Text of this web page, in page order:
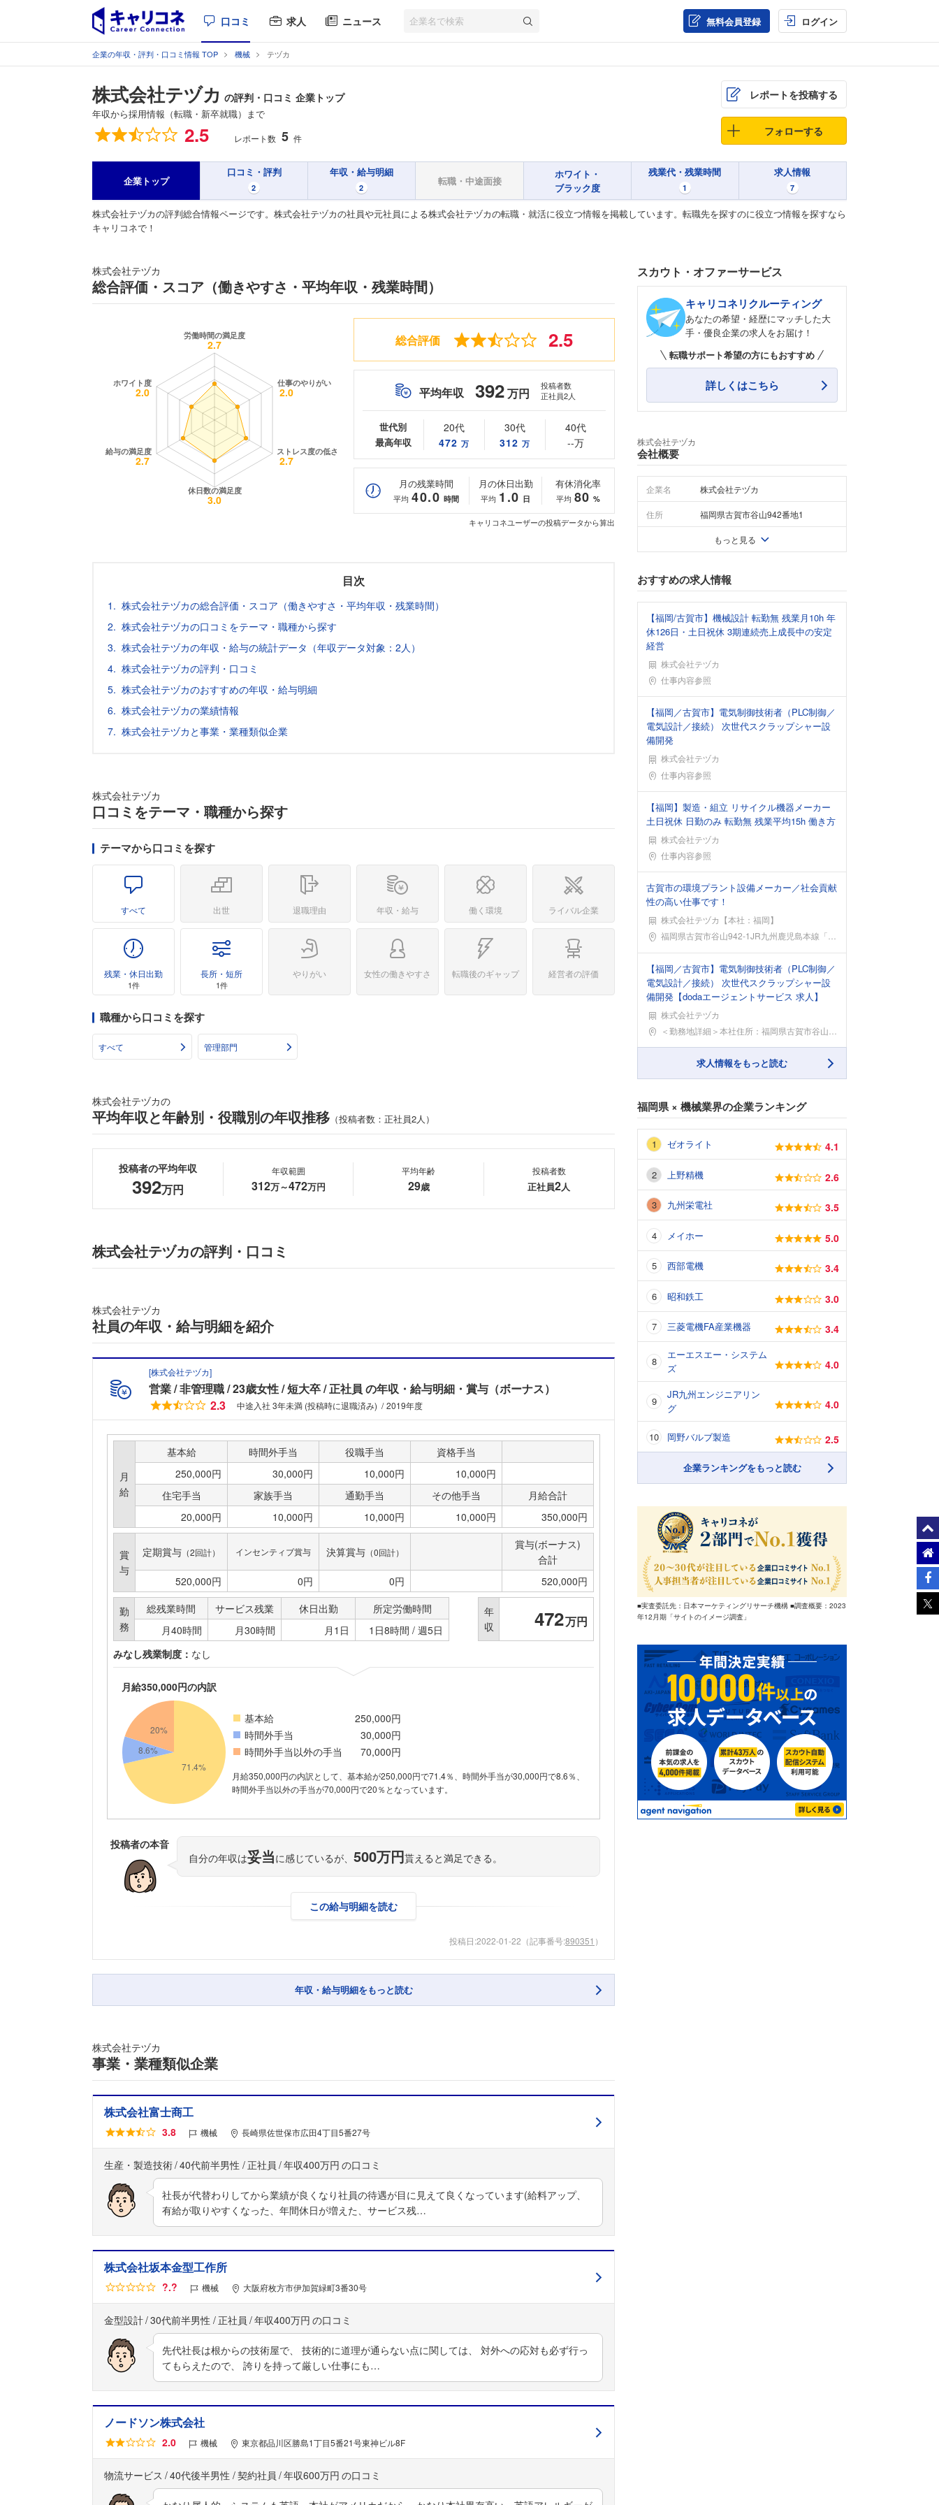
口コミ 求人 ニュース 無料会員登録 ログイン
企業の年収・評判・口コミ情報 TOP 機械 テヅカ
株式会社テヅカ の評判・口コミ 企業トップ
年収から採用情報（転職・新卒就職）まで
総合評価 2.5 レポート数 5 件
レポートを投稿する
フォローする
企業トップ
口コミ・評判
2
年収・給与明細
2
転職・中途面接
ホワイト・
ブラック度
残業代・残業時間
1
求人情報
7
株式会社テヅカの評判総合情報ページです。株式会社テヅカの社員や元社員による株式会社テヅカの転職・就活に役立つ情報を掲載しています。転職先を探すのに役立つ情報を探すなら
キャリコネで！
フォローしました
こちらの企業もフォローしませんか？
株式会社テヅカ
総合評価・スコア（働きやすさ・平均年収・残業時間）
総合評価 2.5
平均年収 392万円
投稿者数
正社員2人
世代別
最高年収
20代
472 万
30代
312 万
40代
--万
月の残業時間
平均 40.0 時間
月の休日出勤
平均 1.0 日
有休消化率
平均 80 %
キャリコネユーザーの投稿データから算出
目次
株式会社テヅカの総合評価・スコア（働きやすさ・平均年収・残業時間）
株式会社テヅカの口コミをテーマ・職種から探す
株式会社テヅカの年収・給与の統計データ（年収データ対象：2人）
株式会社テヅカの評判・口コミ
株式会社テヅカのおすすめの年収・給与明細
株式会社テヅカの業績情報
株式会社テヅカと事業・業種類似企業
株式会社テヅカ
口コミをテーマ・職種から探す
テーマから口コミを探す
すべて 出世 退職理由 年収・給与 働く環境 ライバル企業
残業・休日出勤
1件
長所・短所
1件
やりがい 女性の働きやすさ 転職後のギャップ 経営者の評価
職種から口コミを探す
すべて 管理部門
株式会社テヅカの
平均年収と年齢別・役職別の年収推移 （投稿者数：正社員2人）
投稿者の平均年収
392万円
年収範囲
312万～472万円
平均年齢
29歳
投稿者数
正社員2人
株式会社テヅカの評判・口コミ
株式会社テヅカ
社員の年収・給与明細を紹介
[株式会社テヅカ]
営業 非管理職 23歳女性 短大卒 正社員 の年収・給与明細・賞与（ボーナス）
2.3
中途入社 3年未満 (投稿時に退職済み) 2019年度
月
給
基本給 時間外手当 役職手当
資格手当
250,000円
30,000円 10,000円
10,000円
住宅手当
家族手当 通勤手当 その他手当
月給合計
20,000円
10,000円 10,000円 10,000円 350,000円
賞
与
定期賞与 （2回計） インセンティブ賞与 決算賞与（0回計）
賞与(ボーナス)
合計
520,000円
0円 0円 520,000円
勤
務
総残業時間 サービス残業 休日出勤
所定労働時間
月40時間
月30時間 月1日 1日8時間 / 週5日
年
収
472万円
みなし残業制度： なし
月給350,000円の内訳
基本給
250,000円
時間外手当
30,000円
時間外手当以外の手当
70,000円
月給350,000円の内訳として、基本給が250,000円で71.4％、時間外手当が30,000円で8.6％、
時間外手当以外の手当が70,000円で20％となっています。
投稿者の本音
自分の年収は妥当に感じているが、 500万円貰えると満足できる。
この給与明細を読む
投稿日:2022-01-22 （記事番号:890351 ）
年収・給与明細をもっと読む
株式会社テヅカ
事業・業種類似企業
株式会社富士商工
3.8 機械 長崎県佐世保市広田4丁目5番27号
生産・製造技術 40代前半男性 正社員 年収400万円
社長が代替わりしてから業績が良くなり社員の待遇が目に見えて良くなっています(給料アップ、
有給が取りやすくなった、年間休日が増えた、サービス残…
株式会社坂本金型工作所
?.? 機械 大阪府枚方市伊加賀緑町3番30号
金型設計 30代前半男性 正社員 年収400万円
先代社長は根からの技術屋で、 技術的に道理が通らない点に関しては、 対外への応対も必ず行っ
てもらえたので、 誇りを持って厳しい仕事にも…
ノードソン株式会社
2.0 機械 東京都品川区勝島1丁目5番21号東神ビル8F
物流サービス 40代後半男性 契約社員 年収600万円
スカウト・オファーサービス
キャリコネリクルーティング
あなたの希望・経歴にマッチした大
手・優良企業の求人をお届け！
転職サポート希望の方にもおすすめ
詳しくはこちら
株式会社テヅカ
会社概要
企業名 株式会社テヅカ
住所 福岡県古賀市谷山942番地1
もっと見る
おすすめの求人情報
【福岡/古賀市】機械設計 転勤無 残業月10h 年
休126日・土日祝休 3期連続売上成長中の安定
経営
株式会社テヅカ
勤務地仕事内容参照
【福岡／古賀市】電気制御技術者（PLC制御／
電気設計／接続） 次世代スクラップシャー設
備開発
株式会社テヅカ
勤務地仕事内容参照
【福岡】製造・組立 リサイクル機器メーカー
土日祝休 日勤のみ 転勤無 残業平均15h 働き方
株式会社テヅカ
勤務地仕事内容参照
古賀市の環境プラント設備メーカー／社会貢献
性の高い仕事です！
株式会社テヅカ【本社：福岡】
勤務地福岡県古賀市谷山942-1JR九州鹿児島本線「古賀
【福岡／古賀市】電気制御技術者（PLC制御／
電気設計／接続） 次世代スクラップシャー設
備開発【dodaエージェントサービス 求人】
株式会社テヅカ
勤務地＜勤務地詳細＞本社住所：福岡県古賀市谷山942-1
求人情報をもっと読む
福岡県× 機械業界の企業ランキング
ゼオライト 4.1
上野精機 2.6
九州栄電社 3.5
メイホー 5.0
西部電機 3.4
昭和鉄工 3.0
三菱電機FA産業機器 3.4
エーエスエー・システム
ズ
4.0
JR九州エンジニアリン
グ
4.0
岡野バルブ製造 2.5
企業ランキングをもっと読む
■実査委託先：日本マーケティングリサーチ機構 ■調査概要：2023
年12月期「サイトのイメージ調査」